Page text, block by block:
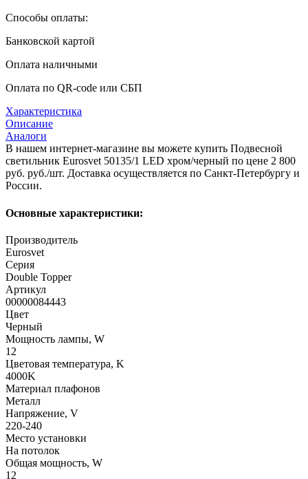
Способы оплаты:
Банковской картой
Оплата наличными
Оплата по QR-code или СБП
Характеристика
Описание
Аналоги
В нашем интернет-магазине вы можете купить Подвесной
светильник Eurosvet 50135/1 LED хром/черный по цене 2 800
руб. руб./шт. Доставка осуществляется по Санкт-Петербургу и
России.
Основные характеристики:
Производитель
Eurosvet
Серия
Double Topper
Артикул
00000084443
Цвет
Черный
Мощность лампы, W
12
Цветовая температура, K
4000K
Материал плафонов
Металл
Напряжение, V
220-240
Место установки
На потолок
Общая мощность, W
12